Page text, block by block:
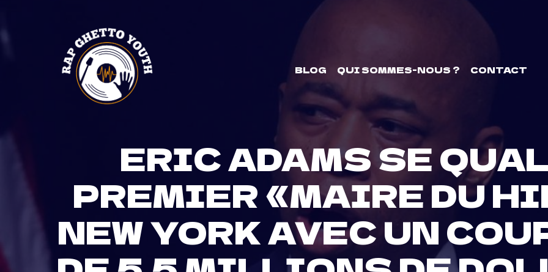
BLOG QUI SOMMES-NOUS ? CONTACT
ERIC ADAMS SE
PREMIER «MAIRE DU
NEW YORK AVEC UN